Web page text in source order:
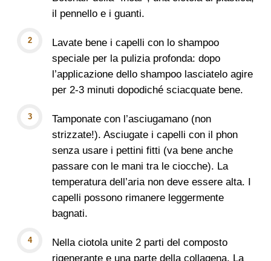
il pennello e i guanti.
Lavate bene i capelli con lo shampoo
speciale per la pulizia profonda: dopo
l’applicazione dello shampoo lasciatelo agire
per 2-3 minuti dopodiché sciacquate bene.
Tamponate con l’asciugamano (non
strizzate!). Asciugate i capelli con il phon
senza usare i pettini fitti (va bene anche
passare con le mani tra le ciocche). La
temperatura dell’aria non deve essere alta. I
capelli possono rimanere leggermente
bagnati.
Nella ciotola unite 2 parti del composto
rigenerante e una parte della collagena. La